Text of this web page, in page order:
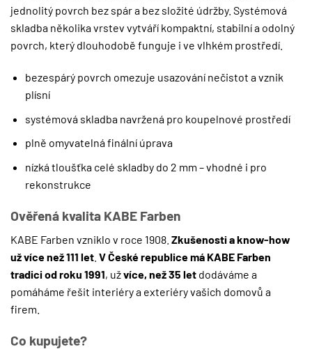
jednolitý povrch bez spár a bez složité údržby. Systémová
skladba několika vrstev vytváří kompaktní, stabilní a odolný
povrch, který dlouhodobě funguje i ve vlhkém prostředí.
bezespárý povrch omezuje usazování nečistot a vznik
plísní
systémová skladba navržená pro koupelnové prostředí
plně omyvatelná finální úprava
nízká tloušťka celé skladby do 2 mm – vhodné i pro
rekonstrukce
Ověřená kvalita KABE Farben
KABE Farben vzniklo v roce 1908. Zkušenosti a know-how
už více než 111 let V České republice má KABE Farben
tradici od roku 1991, užvíce, než 35 let dodáváme a
pomáháme řešit interiéry a exteriéry vašich domovů a
firem.
Co kupujete?